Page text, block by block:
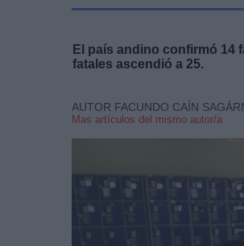
El país andino confirmó 14
fatales ascendió a 25.
AUTOR FACUNDO CAÍN
Mas artículos del mismo autor/a